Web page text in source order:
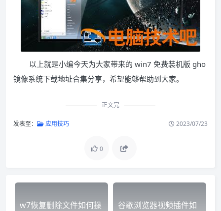
以上就是小编今天为大家带来的 win7 免费装机版 gho
镜像系统下载地址合集分享，希望能够帮助到大家。
正文完
发表至： 应用技巧 2023/07/23
0
w7恢复删除文件如何操
谷歌浏览器视频插件如